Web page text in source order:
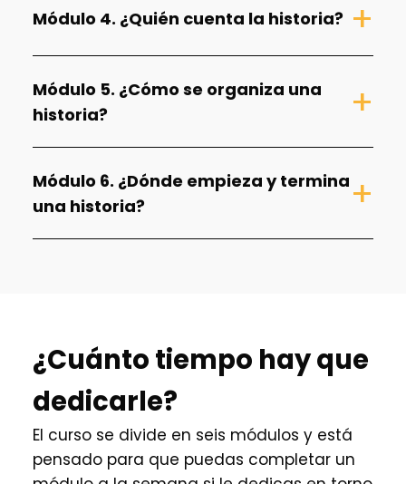
Módulo 4. ¿Quién cuenta la historia?
Módulo 5. ¿Cómo se organiza una
historia?
Módulo 6. ¿Dónde empieza y termina
una historia?
¿Cuánto tiempo hay que
dedicarle?
El curso se divide en seis módulos y está
pensado para que puedas completar un